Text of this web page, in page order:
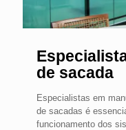
de sacada
Especialistas em
de sacadas é
funcionamento dos